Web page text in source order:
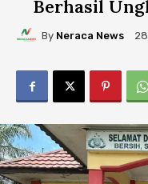
Berhasil
By Neraca News